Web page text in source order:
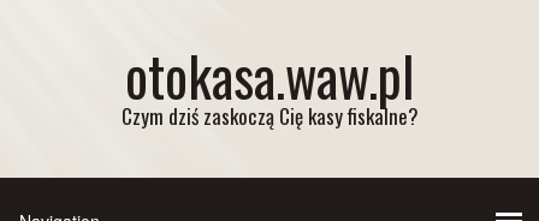
otokasa.waw.pl
Czym dziś zaskoczą Cię kasy fiskalne?